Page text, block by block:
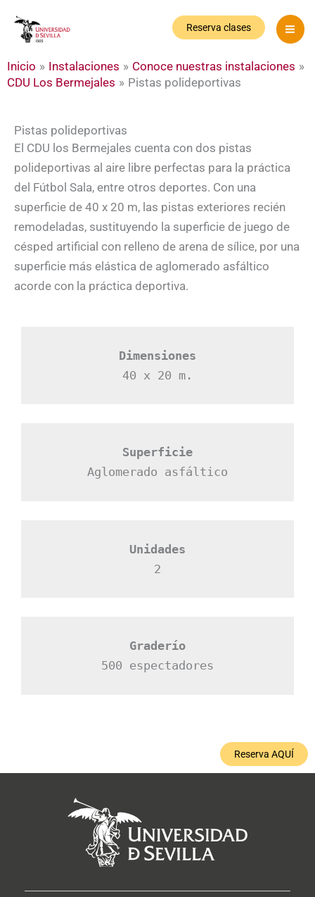
Reserva clases
Inicio Instalaciones
Conoce nuestras instalaciones
CDU Los Bermejales
Pistas polideportivas
Pistas polideportivas
El CDU los Bermejales cuenta con dos pistas
polideportivas al aire libre perfectas para la práctica
del Fútbol Sala, entre otros deportes. Con una
superficie de 40 x 20 m, las pistas exteriores recién
remodeladas, sustituyendo la superficie de juego de
césped artificial con relleno de arena de sílice, por una
superficie más elástica de aglomerado asfáltico
acorde con la práctica deportiva.
Dimensiones
40 x 20 m.
Superficie
Aglomerado asfáltico
Unidades
2
Graderío
500 espectadores
Reserva AQUÍ